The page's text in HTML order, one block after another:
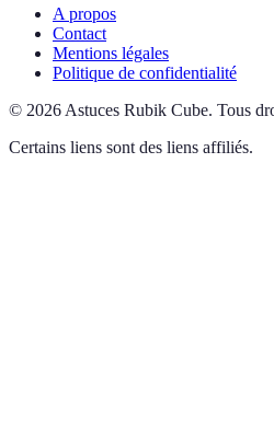
A propos
Contact
Mentions légales
Politique de confidentialité
© 2026 Astuces Rubik Cube. Tous
Certains liens sont des liens affiliés.